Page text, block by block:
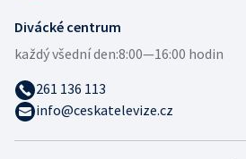
Divácké centrum
každý všední den:8:00—16:00 hodin
261 136 113
info@ceskatelevize.cz